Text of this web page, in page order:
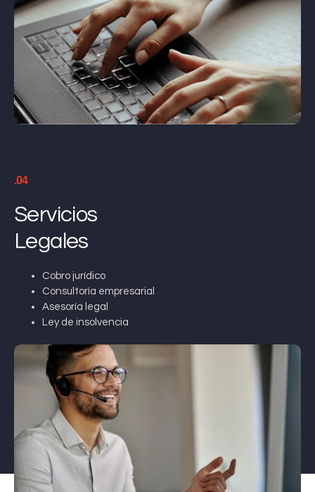
.04
Servicios
Legales
Cobro jurídico
Consultoría empresarial
Asesoría legal
Ley de insolvencia